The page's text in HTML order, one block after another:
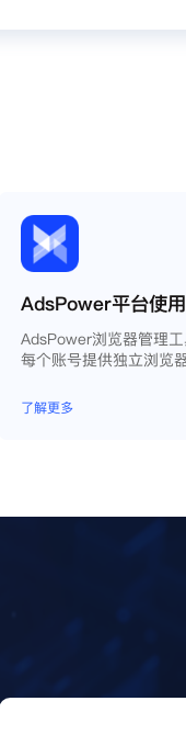
AdsPower浏览器管理
每个账号提供独立浏览器
了解更多